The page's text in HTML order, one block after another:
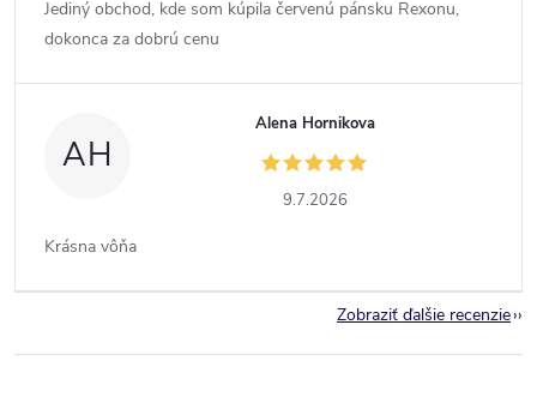
Jediný obchod, kde som kúpila červenú pánsku Rexonu,
dokonca za dobrú cenu
AH
Alena Hornikova
9.7.2026
Krásna vôňa
Zobraziť ďalšie recenzie